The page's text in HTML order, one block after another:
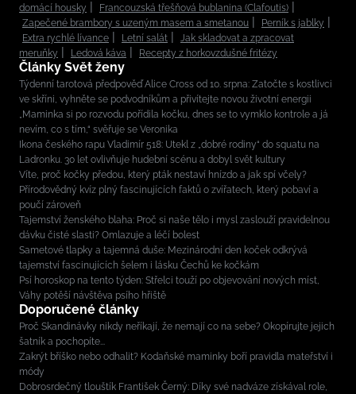
domácí housky
Francouzská třešňová bublanina (Clafoutis)
Zapečené brambory s uzeným masem a smetanou
Perník s jablky
Extra rychlé lívance
Letní salát
Jak skladovat a zpracovat
meruňky
Ledová káva Recepty z horkovzdušné fritézy
Články Svět ženy
Týdenní tarotová předpověď Alice Cross od 10. srpna: Zatočte s kostlivci
ve skříni, vyhněte se podvodníkům a přivítejte novou životní energii
„Maminka si po rozvodu pořídila kočku, dnes se to vymklo kontrole a já
nevím, co s tím,“ svěřuje se Veronika
Ikona českého rapu Vladimír 518: Utekl z „dobré rodiny“ do squatu na
Ladronku. 30 let ovlivňuje hudební scénu a dobyl svět kultury
Víte, proč kočky předou, který pták nestaví hnízdo a jak spí včely?
Přírodovědný kvíz plný fascinujících faktů o zvířatech, který pobaví a
poučí zároveň
Tajemství ženského blaha: Proč si naše tělo i mysl zaslouží pravidelnou
dávku čisté slasti? Omlazuje a léčí bolest
Sametové tlapky a tajemná duše: Mezinárodní den koček odkrývá
tajemství fascinujících šelem i lásku Čechů ke kočkám
Psí horoskop na tento týden: Střelci touží po objevování nových míst,
Váhy potěší návštěva psího hřiště
Doporučené články
Proč Skandinávky nikdy neříkají, že nemají co na sebe? Okopírujte jejich
šatník a pochopíte...
Zakrýt bříško nebo odhalit? Kodaňské maminky boří pravidla mateřství i
módy
Dobrosrdečný tlouštík František Černý: Díky své nadváze získával role,